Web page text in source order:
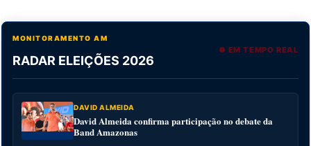
MONITORAMENTO AM
RADAR ELEIÇÕES 2026
● EM TEMPO REAL
DAVID ALMEIDA
David Almeida confirma participação no debate da
Band Amazonas